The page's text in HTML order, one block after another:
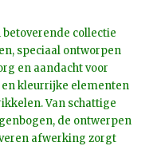
betoverende collectie
speciaal ontworpen
en aandacht voor
kleurrijke elementen
Van schattige
de ontwerpen
afwerking zorgt